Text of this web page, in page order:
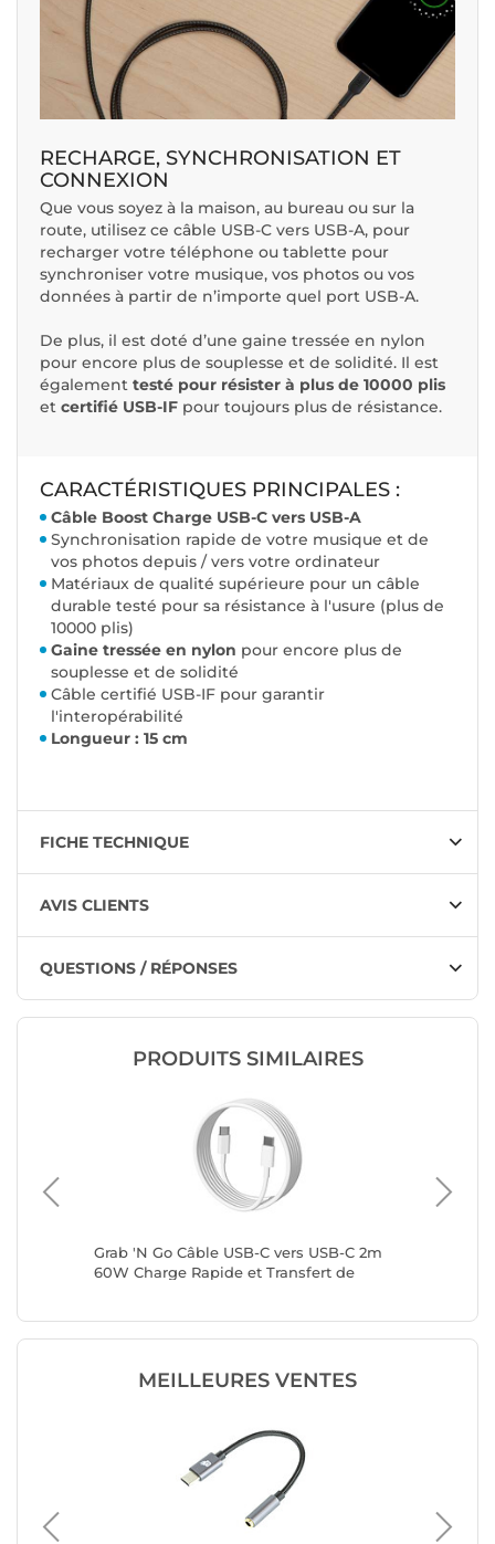
RECHARGE, SYNCHRONISATION ET
CONNEXION
Que vous soyez à la maison, au bureau ou sur la
route, utilisez ce câble USB-C vers USB-A, pour
recharger votre téléphone ou tablette pour
synchroniser votre musique, vos photos ou vos
données à partir de n’importe quel port USB-A.
De plus, il est doté d’une gaine tressée en nylon
pour encore plus de souplesse et de solidité. Il est
également testé pour résister à plus de 10000 plis
et certifié USB-IF pour toujours plus de résistance.
CARACTÉRISTIQUES PRINCIPALES :
Câble Boost Charge USB-C vers USB-A
Synchronisation rapide de votre musique et de
vos photos depuis / vers votre ordinateur
Matériaux de qualité supérieure pour un câble
durable testé pour sa résistance à l'usure (plus de
10000 plis)
Gaine tressée en nylon pour encore plus de
souplesse et de solidité
Câble certifié USB-IF pour garantir
l'interopérabilité
Longueur : 15 cm
FICHE TECHNIQUE
AVIS CLIENTS
QUESTIONS / RÉPONSES
PRODUITS SIMILAIRES
Grab 'N Go Câble USB-C vers USB-C 2m
60W Charge Rapide et Transfert de
MEILLEURES VENTES